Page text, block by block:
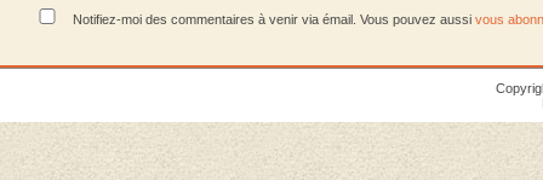
Notifiez-moi des commentaires à venir via émail. Vous pouvez aussi vous